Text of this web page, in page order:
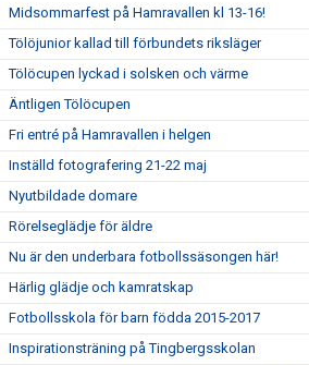
Midsommarfest på Hamravallen kl 13-16!
Tölöjunior kallad till förbundets riksläger
Tölöcupen lyckad i solsken och värme
Äntligen Tölöcupen
Fri entré på Hamravallen i helgen
Inställd fotografering 21-22 maj
Nyutbildade domare
Rörelseglädje för äldre
Nu är den underbara fotbollssäsongen här!
Härlig glädje och kamratskap
Fotbollsskola för barn födda 2015-2017
Inspirationsträning på Tingbergsskolan